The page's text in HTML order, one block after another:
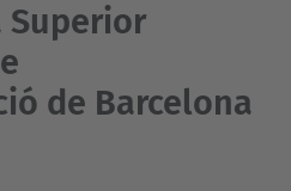
Superior
de Barcelona